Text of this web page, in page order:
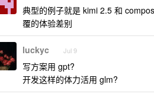
典型的例子就是 kimi 2.5 和
覆的体验差别
luckyc Jul 9
写方案用 gpt?
开发这样的体力活用 glm?